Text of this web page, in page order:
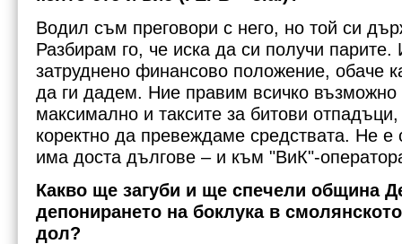
Водил съм преговори с него, но той си
Разбирам го, че иска да си получи
затруднено финансово положение, обаче
да ги дадем. Ние правим всичко
максимално и таксите за битови
коректно да превеждаме средствата. Не
има доста дългове – и към "ВиК"-
Какво ще загуби и ще спечели община
депонирането на боклука в
дол?